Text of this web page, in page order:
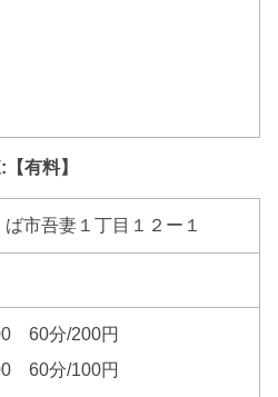
有料】
市吾妻１丁目１２ー１
60分/200円
60分/100円